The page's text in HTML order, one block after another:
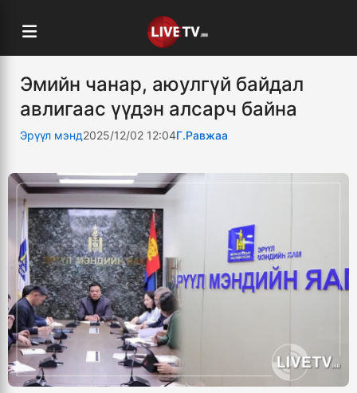
Эмийн чанар, аюулгүй байдал
авлигаас үүдэн алсарч байна
Эрүүл мэнд2025/12/02 12:04Г.Равжаа